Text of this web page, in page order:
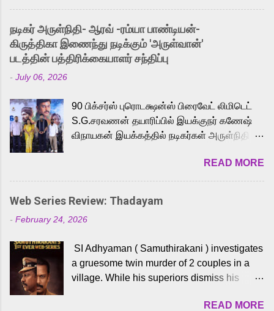
and offered audiences an exciting glimpse
into the world of Eternia, the recently
released Tamil trailer has also generated
strong excitement among Tamil audiences.
Adding to the growing buzz is the film’s
to the iconic superhero He-Man. Known for
memorable songs like “Behene De” from
Raavan, “Oru Maalai” from Ghajini, and
loved for his versatile voice and strong
command over multiple languages, making
him a strong fit for the legendary character.
cinema, voices the menacing Skeletor
across the Tamil, Malayalam, and Telugu
versions. Joining them is Action King Arjun...
நடிகர் அருள்நிதி- ஆரவ் -ரம்யா பாண்டியன்-
கிருத்திகா இணைந்து நடிக்கும் 'அருள்வான்'
படத்தின் பத்திரிக்கையாளர் சந்திப்பு
- July 06, 2026
90 பிக்சர்ஸ் புரொடக்ஷன்ஸ் பிரைவேட் லிமிடெட்
S.G.சரவணன் தயாரிப்பில் இயக்குநர் கணேஷ்
விநாயகன் இயக்கத்தில் நடிகர்கள் அருள்நிதி -
முக்கிய வேடத்தில் இணைந்து நடித்திருக்கும்
'அருள்வான்' திரைப்படத்தினை
பத்திரிக்கையாளர் சந்திப்பு சென்னையில்
நடைபெற்றது. இயக்குநர் கணேஷ் விநாயகன்
இயக்கத்தில் உருவாகியுள்ள 'அருள்வான்'
வெங்கட், ரம்யா பாண்டியன், வி டி வி கணேஷ் ,
ஜான் விஜய், பேபி கிருத்திகா, 'பருத்திவீரன்'
சரவணன், ஹரிஷ் உத்தமன் உள்ளிட்ட பலர்
READ MORE
Web Series Review: Thadayam
- February 24, 2026
SI Adhyaman ( Samuthirakani ) investigates
a gruesome twin murder of 2 couples in a
village. While his superiors dismiss his
Sshivada ) believes in him and makes him
READ MORE